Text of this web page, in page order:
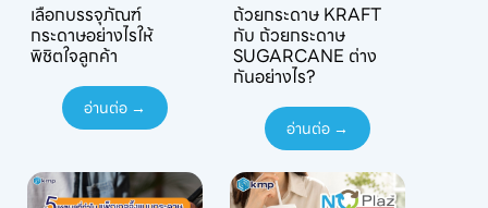
เลือกบรรจุภัณฑ์
กระดาษอย่างไรให้
พิชิตใจลูกค้า
อ่านต่อ →
ถ้วยกระดาษ KRAFT
กับ ถ้วยกระดาษ
SUGARCANE ต่าง
กันอย่างไร?
อ่านต่อ →